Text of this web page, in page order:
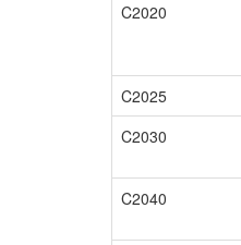
C2020
C2025
C2030
C2040